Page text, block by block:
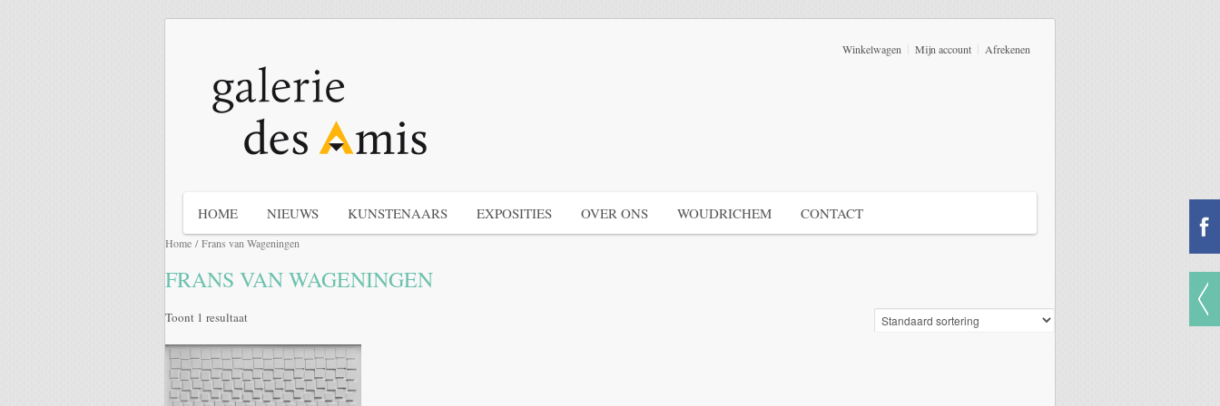
Winkelwagen Mijn account Afrekenen
HOME NIEUWS KUNSTENAARS EXPOSITIES OVER ONS WOUDRICHEM CONTACT
Home / Frans van Wageningen
FRANS VAN WAGENINGEN
Toont 1 resultaat